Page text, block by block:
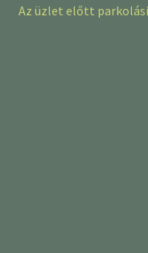
Az üzlet előtt